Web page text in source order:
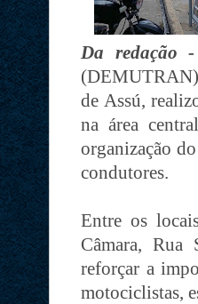
Da redação
de Assú,
na área
organização
condutores.
Entre os
Câmara, Rua
reforçar a
motociclistas,